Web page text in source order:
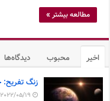
مطالعه بیشتر »
اخیر محبوب دیدگاه‌ها
زنگ
2022/05/19